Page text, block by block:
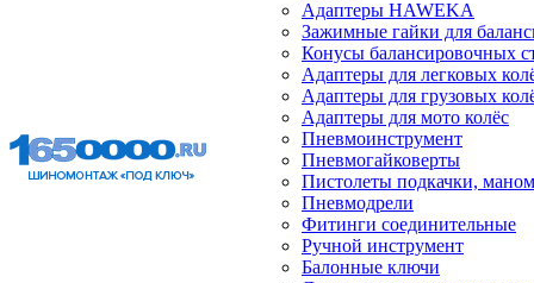
Адаптеры HAWEKA
Зажимные гайки для
Конусы балансировочных
Адаптеры для легковых
Адаптеры для грузовых
Адаптеры для мото колёс
Пневмоинструмент
Пневмогайковерты
Пистолеты подкачки,
Пневмодрели
Фитинги соединительные
Ручной инструмент
Балонные ключи